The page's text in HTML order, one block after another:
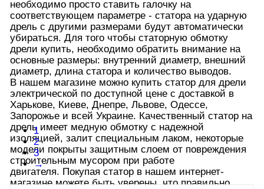
необходимо просто ставить галочку на
соответствующем параметре - статора на ударную
дрель с другими размерами будут автоматически
убираться. Для того чтобы статорную обмотку
дрели купить, необходимо обратить внимание на
основные размеры: внутренний диаметр, внешний
диаметр, длина статора и количество выводов.
В нашем магазине можно купить статор для дрели
электрической по доступной цене с доставкой в
Харькове, Киеве, Днепре, Львове, Одессе,
Запорожье и всей Украине. Качественный статор на
дрель имеет медную обмотку с надежной
изоляцией, залит специальным лаком, некоторые
модели покрыты защитным слоем от повреждения
строительным мусором при работе
двигателя. Покупая статор в нашем интернет-
магазине можете быть уверены, что правильно
1
2
3
→